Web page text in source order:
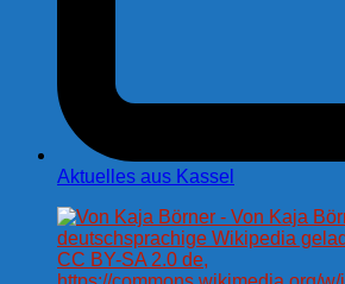
Aktuelles aus Kassel